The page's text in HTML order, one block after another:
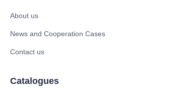
About us
News and Cooperation Cases
Contact us
Catalogues